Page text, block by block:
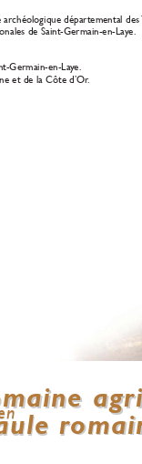
archéologique départemental des
de Saint-Germain-en-Laye.
Germain-en-Laye.
et de la Côte d’Or.
r
r